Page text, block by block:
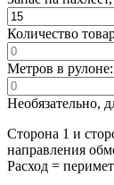
Количество
Метров в рулоне:
Необязательно,
Сторона 1 и
направления
Расход =